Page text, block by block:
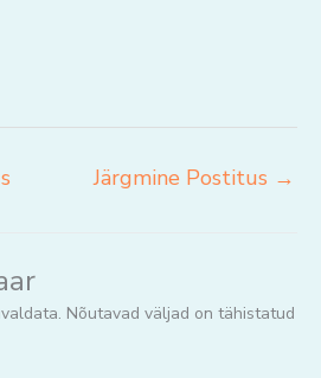
Järgmine Postitus →
Nõutavad väljad on tähistatud